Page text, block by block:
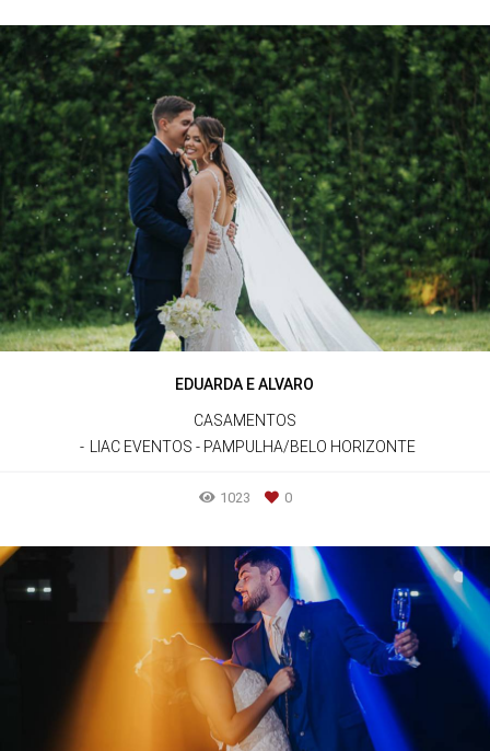
EDUARDA E ALVARO
CASAMENTOS
LIAC EVENTOS - PAMPULHA/BELO HORIZONTE
1023 0